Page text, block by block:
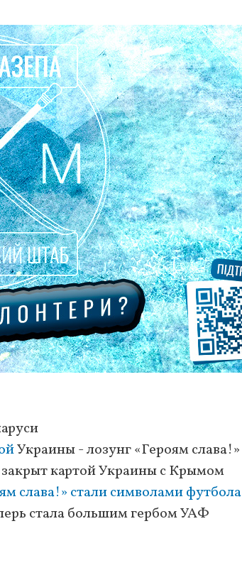
Украины - лозунг «Героям слава!»
картой Украины с Крымом
слава!» стали символами футбола
стала большим гербом УАФ